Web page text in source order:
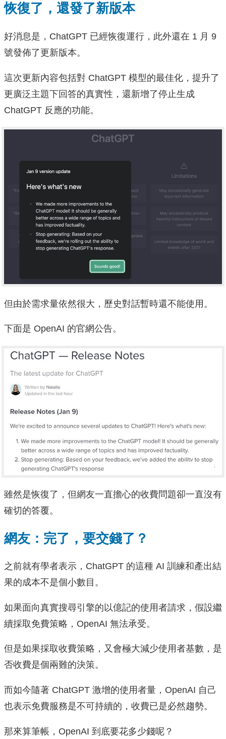
恢復了，還發了新版本
好消息是，ChatGPT 已經恢復運行，此外還在 1 月 9
號發佈了更新版本。
這次更新內容包括對 ChatGPT 模型的最佳化，提升了
更廣泛主題下回答的真實性，還新增了停止生成
ChatGPT 反應的功能。
但由於需求量依然很大，歷史對話暫時還不能使用。
下面是 OpenAI 的官網公告。
雖然是恢復了，但網友一直擔心的收費問題卻一直沒有
確切的答覆。
網友：完了，要交錢了？
之前就有學者表示，ChatGPT 的這種 AI 訓練和產出結
果的成本不是個小數目。
如果面向真實搜尋引擎的以億記的使用者請求，假設繼
續採取免費策略，OpenAI 無法承受。
但是如果採取收費策略，又會極大減少使用者基數，是
否收費是個兩難的決策。
而如今隨著 ChatGPT 激增的使用者量，OpenAI 自己
也表示免費服務是不可持續的，收費已是必然趨勢。
那來算筆帳，OpenAI 到底要花多少錢呢？